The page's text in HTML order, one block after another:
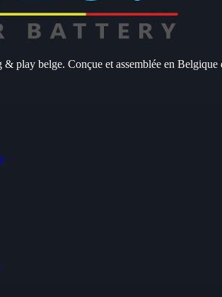
play belge. Conçue et assemblée en Belgique